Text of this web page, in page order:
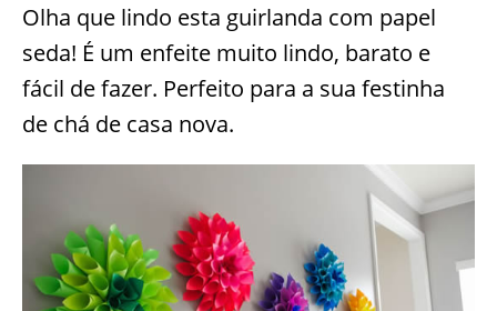
Olha que lindo esta guirlanda com papel
seda! É um enfeite muito lindo, barato e
fácil de fazer. Perfeito para a sua festinha
de chá de casa nova.